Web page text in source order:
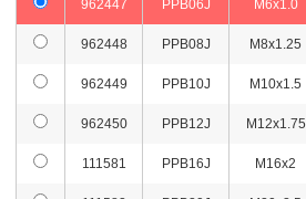
962447 PPB06J M6x1.0
962448 PPB08J M8x1.25
962449 PPB10J M10x1.5
962450 PPB12J M12x1.75
111581 PPB16J M16x2